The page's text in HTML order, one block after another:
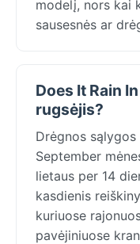
modelį, nors kai
sausesnės ar
Does It Rain
rugsėjis?
Drėgnos
September
lietaus per 14
kasdienis
kuriuose
pavėjiniuose